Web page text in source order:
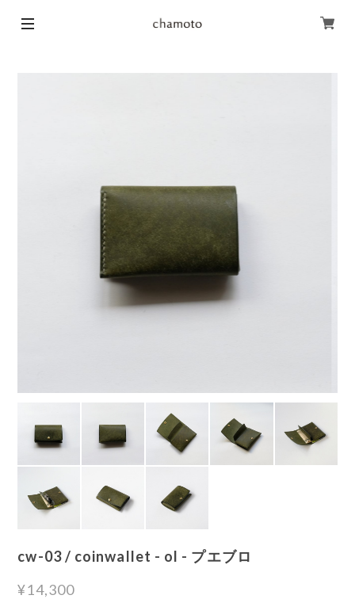
cw-03 / coinwallet - ol - プエブロ
¥14,300